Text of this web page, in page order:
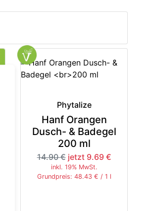
Phytalize
Hanf Orangen
Dusch- & Badegel
200 ml
14.90 € jetzt 9.69 €
inkl. 19% MwSt.
Grundpreis: 48.43 € / 1 l